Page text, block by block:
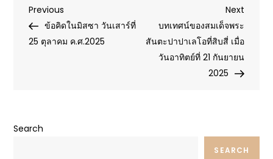
Post
navigation
Previous
Post
Previous
ข้อคิดในมิสซา วันเสาร์ที่
25 ตุลาคม ค.ศ.2025
Next
Post
Next
บทเทศน์ของสมเด็จพระ
สันตะปาปาเลโอที่สิบสี่ เมื่อ
วันอาทิตย์ที่ 21 กันยายน
2025
Search
SEARCH